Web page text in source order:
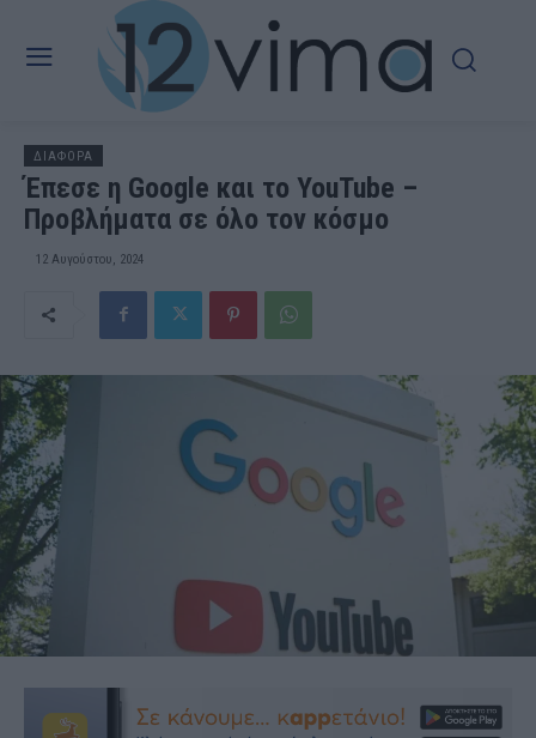
ΔΙΑΦΟΡΑ
Έπεσε η Google και το YouTube –
Προβλήματα σε όλο τον κόσμο
12 Αυγούστου, 2024